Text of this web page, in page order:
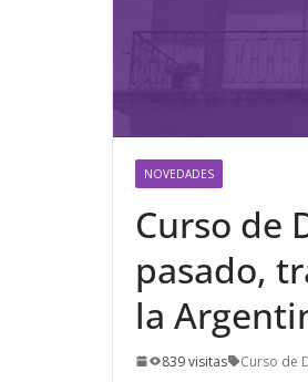
NOVEDADES
Curso de
pasado,
la
839 visitas Curso de